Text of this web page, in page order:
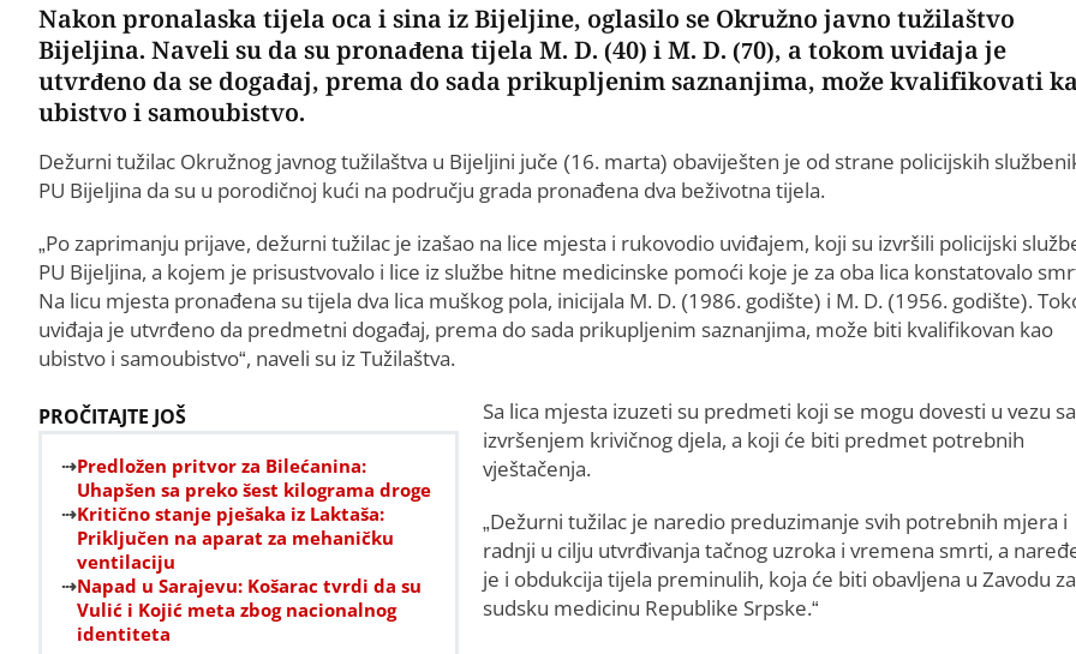
Nakon pronalaska tijela oca i sina iz Bijeljine, oglasilo se Okružno javno tužilaštvo
Bijeljina. Naveli su da su pronađena tijela M. D. (40) i M. D. (70), a tokom uviđaja je
utvrđeno da se događaj, prema do sada prikupljenim saznanjima, može kvalifikovati
ubistvo i samoubistvo.
Dežurni tužilac Okružnog javnog tužilaštva u Bijeljini juče (16. marta) obaviješten je od strane policijskih
PU Bijeljina da su u porodičnoj kući na području grada pronađena dva beživotna tijela.
„Po zaprimanju prijave, dežurni tužilac je izašao na lice mjesta i rukovodio uviđajem, koji su izvršili policijski
PU Bijeljina, a kojem je prisustvovalo i lice iz službe hitne medicinske pomoći koje je za oba lica konstatovalo
Na licu mjesta pronađena su tijela dva lica muškog pola, inicijala M. D. (1986. godište) i M. D. (1956. godište).
uviđaja je utvrđeno da predmetni događaj, prema do sada prikupljenim saznanjima, može biti kvalifikovan kao
ubistvo i samoubistvo“, naveli su iz Tužilaštva.
PROČITAJTE JOŠ
Predložen pritvor za Bilećanina:
Uhapšen sa preko šest kilograma droge
Kritično stanje pješaka iz Laktaša:
Priključen na aparat za mehaničku
ventilaciju
Napad u Sarajevu: Košarac tvrdi da su
Vulić i Kojić meta zbog nacionalnog
identiteta
Sa lica mjesta izuzeti su predmeti koji se mogu dovesti u vezu sa
izvršenjem krivičnog djela, a koji će biti predmet potrebnih
vještačenja.
„Dežurni tužilac je naredio preduzimanje svih potrebnih mjera i
radnji u cilju utvrđivanja tačnog uzroka i vremena smrti, a
je i obdukcija tijela preminulih, koja će biti obavljena u Zavodu za
sudsku medicinu Republike Srpske.“